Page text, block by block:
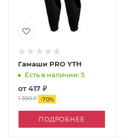
Гамаши PRO YTH
Есть в наличии: 5
от417 ₽
1 390 ₽ -70%
ПОДРОБНЕЕ